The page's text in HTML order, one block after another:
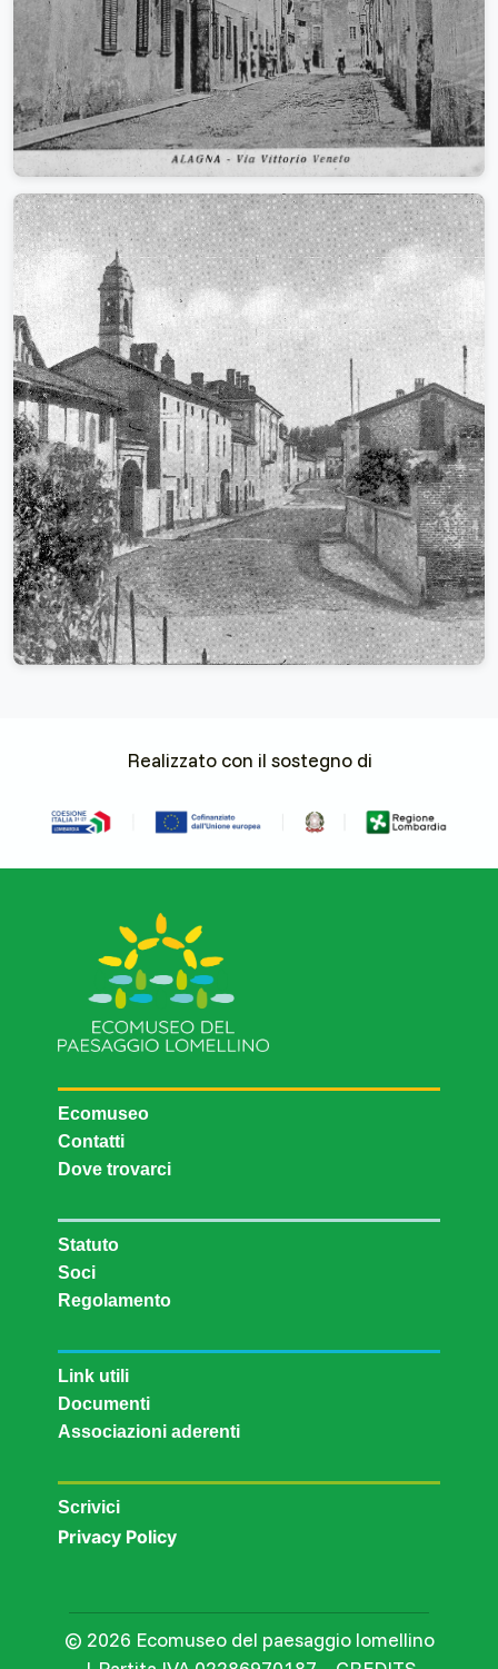
Realizzato con il sostegno di
Ecomuseo
Contatti
Dove trovarci
Statuto
Soci
Regolamento
Link utili
Documenti
Associazioni aderenti
Scrivici
Privacy Policy
© 2026 Ecomuseo del paesaggio lomellino